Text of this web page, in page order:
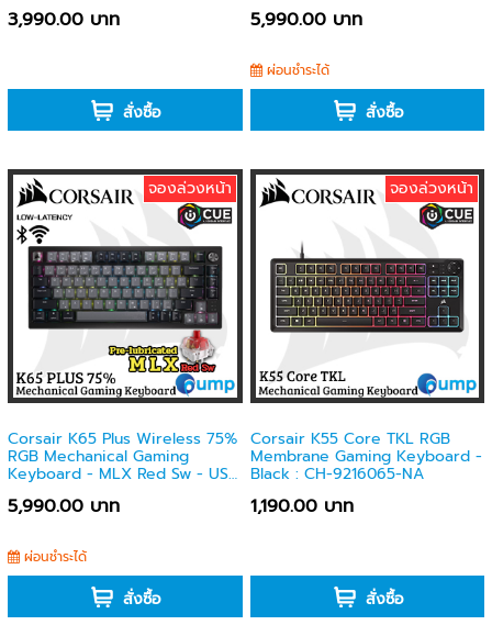
3,990.00 บาท
สั่งซื้อ
5,990.00 บาท
ผ่อนชำระได้
สั่งซื้อ
จองล่วงหน้า
Corsair K65 Plus Wireless 75%
RGB Mechanical Gaming
Keyboard - MLX Red Sw - US -
5,990.00 บาท
ผ่อนชำระได้
สั่งซื้อ
จองล่วงหน้า
Corsair K55 Core TKL RGB
Membrane Gaming Keyboard -
Black : CH-9216065-NA
1,190.00 บาท
สั่งซื้อ